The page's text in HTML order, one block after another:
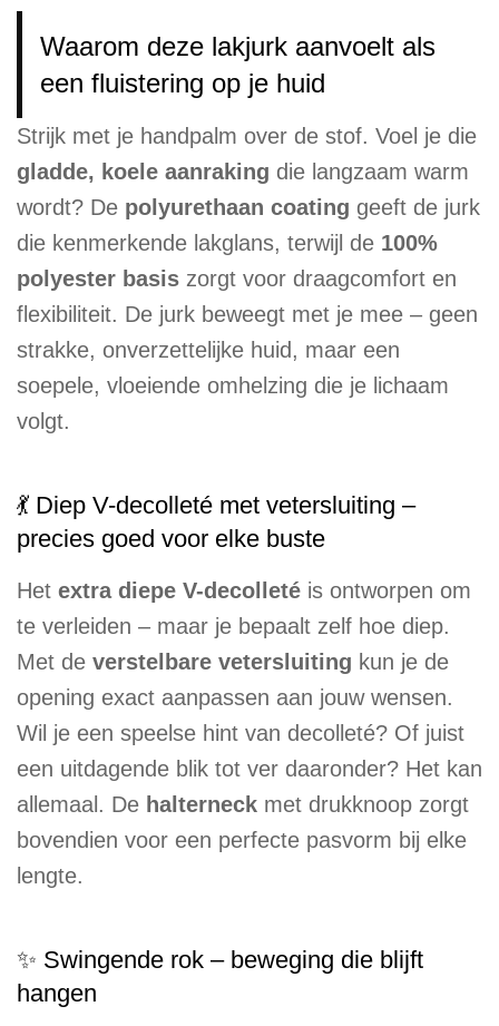
Waarom deze lakjurk aanvoelt als
een fluistering op je huid
Strijk met je handpalm over de stof. Voel je die
gladde, koele aanraking die langzaam warm
wordt? De polyurethaan coating geeft de jurk
die kenmerkende lakglans, terwijl de 100%
polyester basis zorgt voor draagcomfort en
flexibiliteit. De jurk beweegt met je mee – geen
strakke, onverzettelijke huid, maar een
soepele, vloeiende omhelzing die je lichaam
volgt.
💃 Diep V-decolleté met vetersluiting –
precies goed voor elke buste
Het extra diepe V-decolleté is ontworpen om
te verleiden – maar je bepaalt zelf hoe diep.
Met de verstelbare vetersluiting kun je de
opening exact aanpassen aan jouw wensen.
Wil je een speelse hint van decolleté? Of juist
een uitdagende blik tot ver daaronder? Het kan
allemaal. De halterneck met drukknoop zorgt
bovendien voor een perfecte pasvorm bij elke
lengte.
✨ Swingende rok – beweging die blijft
hangen